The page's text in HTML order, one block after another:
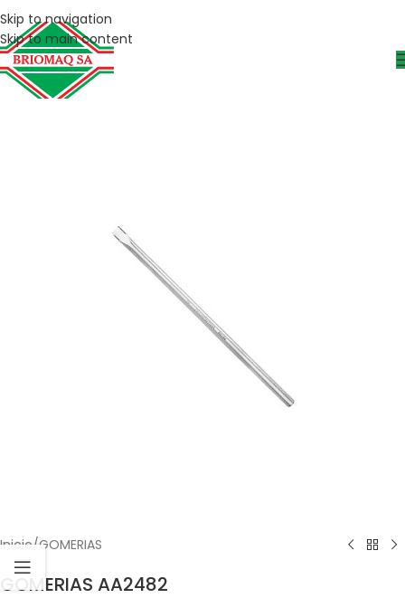
Skip to navigation
Skip to main content
Inicio/GOMERIAS
GOMERIAS AA2482